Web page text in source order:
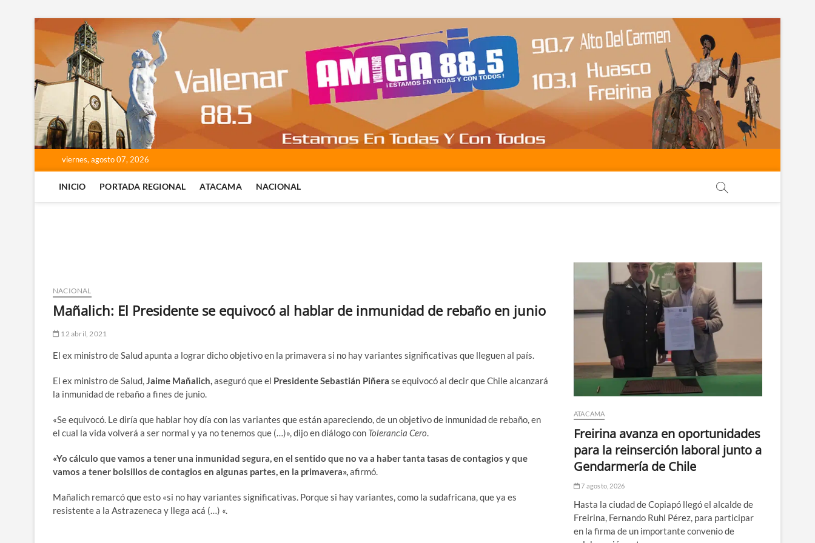
contenido
viernes, agosto 07, 2026
INICIO PORTADA REGIONAL ATACAMA NACIONAL
NACIONAL
Mañalich: El Presidente se equivocó al hablar de inmunidad de rebaño en junio
12 abril, 2021
El ex ministro de Salud apunta a lograr dicho objetivo en la primavera si no hay variantes significativas que lleguen al país.
El ex ministro de Salud,Jaime Mañalich,aseguró que el Presidente Sebastián Piñera se equivocó al decir que Chile alcanzará
la inmunidad de rebaño a fines de junio.
«Se equivocó. Le diría que hablar hoy día con las variantes que están apareciendo, de un objetivo de inmunidad de rebaño, en
el cual la vida volverá a ser normal y ya no tenemos que (…)», dijo en diálogo con Tolerancia Cero.
«Yo cálculo que vamos a tener una inmunidad segura, en el sentido que no va a haber tanta tasas de contagios y que
vamos a tener bolsillos de contagios en algunas partes, en la primavera»,afirmó.
Mañalich remarcó que esto «si no hay variantes significativas. Porque si hay variantes, como la sudafricana, que ya es
resistente a la Astrazeneca y llega acá (…) «.
ATACAMA
Freirina avanza en oportunidades
para la reinserción laboral junto a
Gendarmería de Chile
7 agosto, 2026
Hasta la ciudad de Copiapó llegó el alcalde de
Freirina, Fernando Ruhl Pérez, para participar
en la firma de un importante convenio de